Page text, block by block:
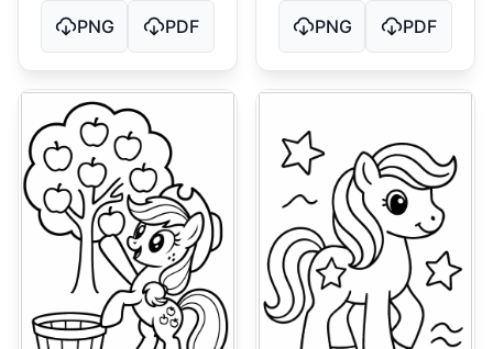
PNG PDF PNG PDF